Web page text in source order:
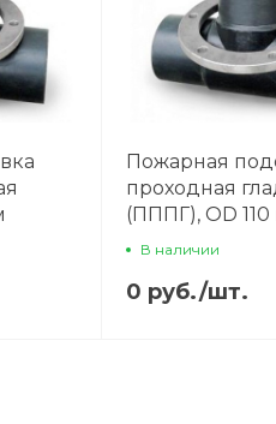
Пожарная
проходная
(ПППГ), OD
В наличии
0 руб./шт.